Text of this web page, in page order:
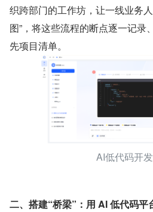
织跨部门的工作坊，让一线业务
图”，将这些流程的断点逐一记录
先项目清单。
AI低代码开
二、搭建“桥梁”：用 AI 低代码平